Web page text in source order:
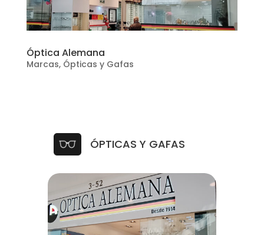
Óptica Alemana
Marcas, Ópticas y Gafas
ÓPTICAS Y GAFAS